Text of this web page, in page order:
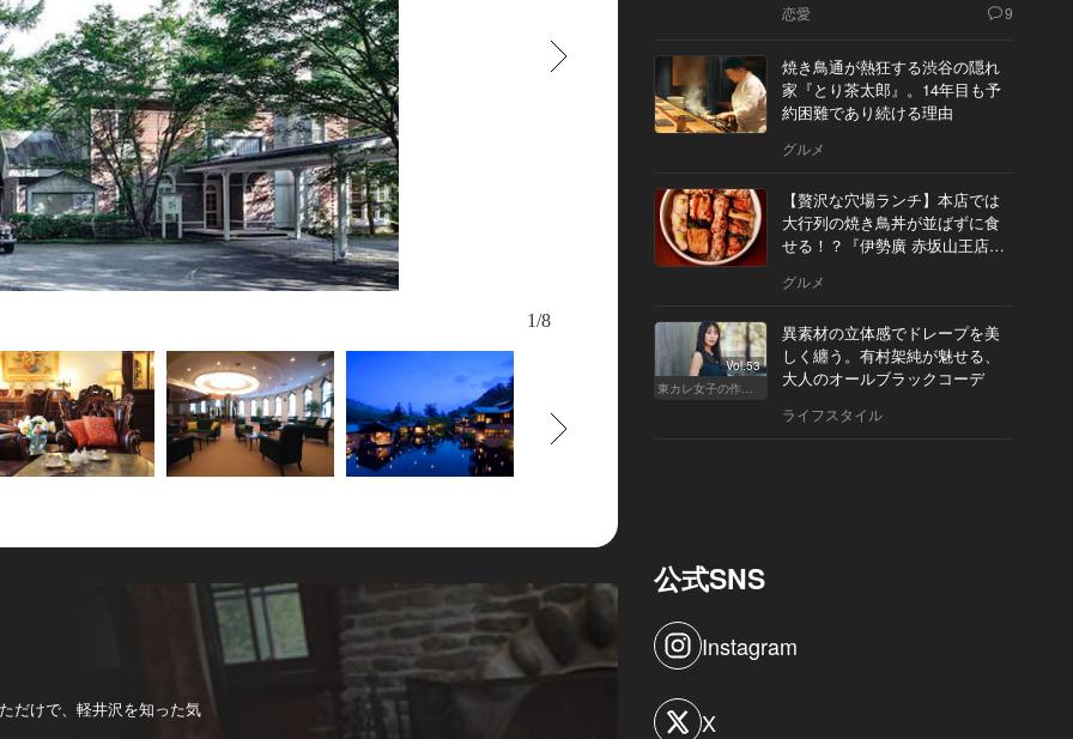
1/8
だけで、軽井沢を知った気
恋愛 9
焼き鳥通が熱狂する渋谷の隠れ
家『とり茶太郎』。14年目も予
約困難であり続ける理由
グルメ
【贅沢な穴場ランチ】本店では
大行列の焼き鳥丼が並ばずに食
せる！？『伊勢廣 赤坂山王店』
グルメ
Vol.53
東カレ女子の作り方
異素材の立体感でドレープを美
しく纏う。有村架純が魅せる、
大人のオールブラックコーデ
ライフスタイル
公式SNS
Instagram
X